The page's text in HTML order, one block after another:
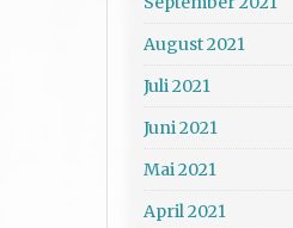
August 2021
Juli 2021
Juni 2021
Mai 2021
April 2021